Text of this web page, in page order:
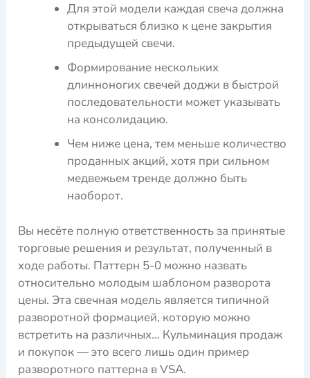
Для этой модели каждая свеча должна
открываться близко к цене закрытия
предыдущей свечи.
Формирование нескольких
длинноногих свечей доджи в быстрой
последовательности может указывать
на консолидацию.
Чем ниже цена, тем меньше количество
проданных акций, хотя при сильном
медвежьем тренде должно быть
наоборот.
Вы несёте полную ответственность за принятые
торговые решения и результат, полученный в
ходе работы. Паттерн 5-0 можно назвать
относительно молодым шаблоном разворота
цены. Эта свечная модель является типичной
разворотной формацией, которую можно
встретить на различных… Кульминация продаж
и покупок — это всего лишь один пример
разворотного паттерна в VSA.